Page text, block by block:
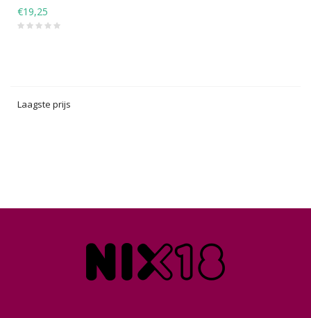
€19,25
Laagste prijs